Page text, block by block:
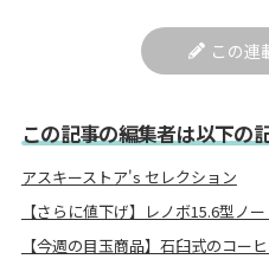
この連
この記事の編集者は以下の
アスキーストア's セレクション
【さらに値下げ】レノボ15.6型ノ
【今週の目玉商品】石臼式のコー